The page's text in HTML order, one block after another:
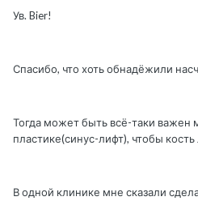
Ув. Bier!
Спасибо, что хоть обнадёжили
Тогда может быть всё-таки важен
пластике(синус-лифт), чтобы
В одной клинике мне сказали